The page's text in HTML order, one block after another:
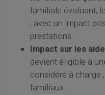
familiale évoluant,
; avec un impact
prestations.
Impact sur les
devient éligible à
considéré à charge
familiaux.